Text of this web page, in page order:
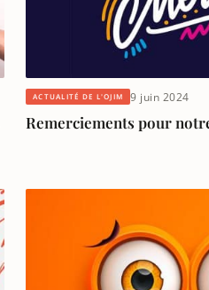
ACTUALITÉ DE L'OJIM 9 juin 2024
Remerciements pour